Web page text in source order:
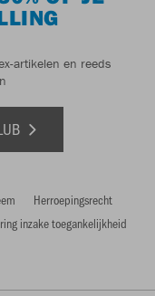
artikelen en reeds
Herroepingsrecht
inzake toegankelijkheid